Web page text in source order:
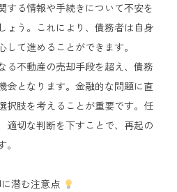
する情報や手続きについて不安を
ょう。これにより、債務者は自身
て進めることができます。
る不動産の売却手段を超え、債務
会となります。金融的な問題に直
択肢を考えることが重要です。任
適切な判断を下すことで、再起の
潜む注意点